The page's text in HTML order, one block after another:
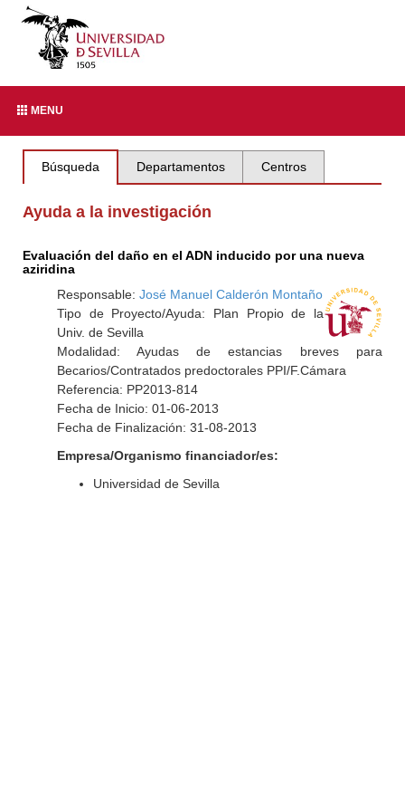
MENU
Búsqueda Departamentos Centros
Ayuda a la investigación
Evaluación del daño en el ADN inducido por una nueva
aziridina
Responsable: José Manuel Calderón Montaño
Tipo de Proyecto/Ayuda: Plan Propio de la
Univ. de Sevilla
Modalidad: Ayudas de estancias breves para
Becarios/Contratados predoctorales PPI/F.Cámara
Referencia: PP2013-814
Fecha de Inicio: 01-06-2013
Fecha de Finalización: 31-08-2013
Empresa/Organismo financiador/es:
Universidad de Sevilla